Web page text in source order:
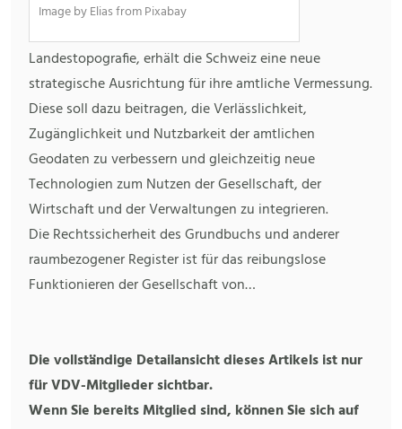
Image by Elias from Pixabay
Landestopografie, erhält die Schweiz eine neue
strategische Ausrichtung für ihre amtliche Vermessung.
Diese soll dazu beitragen, die Verlässlichkeit,
Zugänglichkeit und Nutzbarkeit der amtlichen
Geodaten zu verbessern und gleichzeitig neue
Technologien zum Nutzen der Gesellschaft, der
Wirtschaft und der Verwaltungen zu integrieren.
Die Rechtssicherheit des Grundbuchs und anderer
raumbezogener Register ist für das reibungslose
Funktionieren der Gesellschaft von…
Die vollständige Detailansicht dieses Artikels ist nur
für VDV-Mitglieder sichtbar.
Wenn Sie bereits Mitglied sind, können Sie sich auf